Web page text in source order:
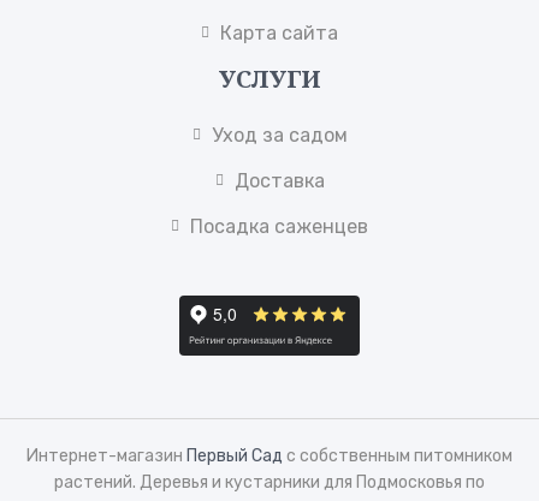
Карта сайта
УСЛУГИ
Уход за садом
Доставка
Посадка саженцев
Интернет-магазин Первый Сад с собственным питомником
растений. Деревья и кустарники для Подмосковья по